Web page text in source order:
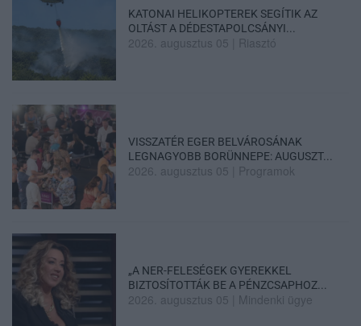
KATONAI HELIKOPTEREK SEGÍTIK AZ
OLTÁST A DÉDESTAPOLCSÁNYI...
2026. augusztus 05 Riasztó
VISSZATÉR EGER BELVÁROSÁNAK
LEGNAGYOBB BORÜNNEPE: AUGUSZT...
2026. augusztus 05 Programok
„A NER-FELESÉGEK GYEREKKEL
BIZTOSÍTOTTÁK BE A PÉNZCSAPHOZ...
2026. augusztus 05 Mindenki ügye